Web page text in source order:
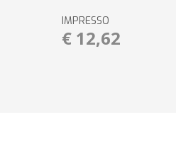
IMPRESSO
€ 12,62